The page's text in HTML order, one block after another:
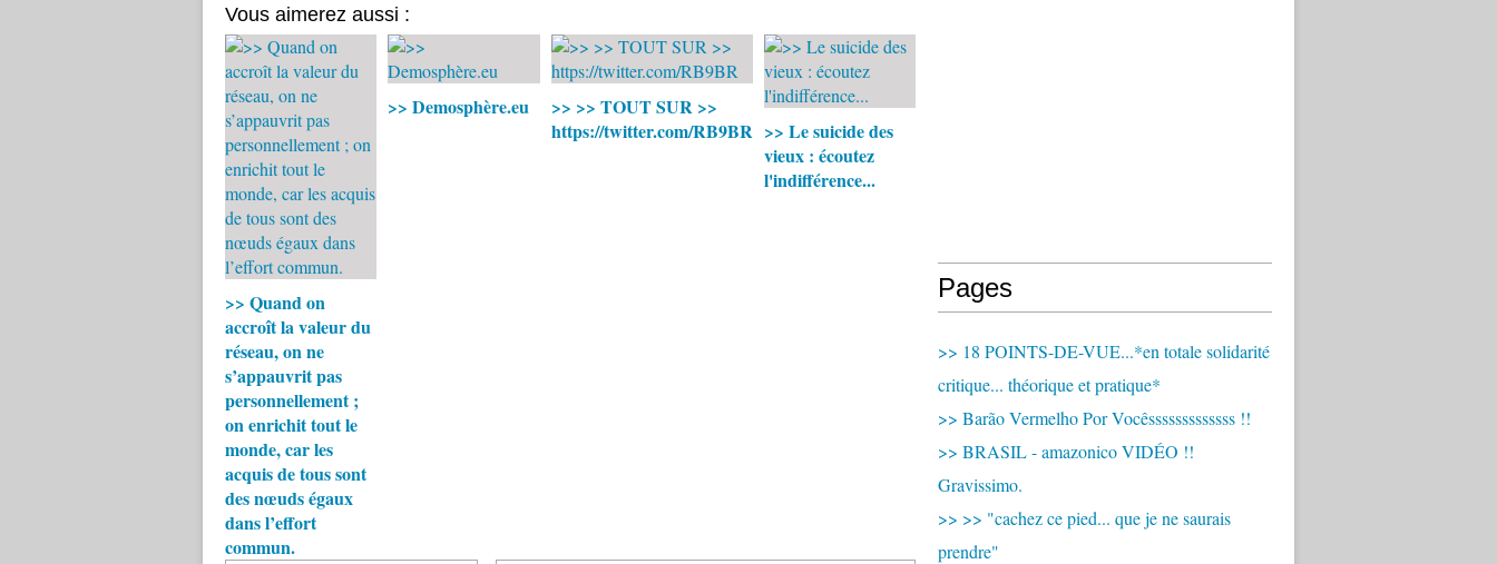
Vous aimerez aussi :
>> Quand on
accroît la valeur du
réseau, on ne
s’appauvrit pas
personnellement ;
on enrichit tout le
monde, car les
acquis de tous sont
des nœuds égaux
dans l’effort
commun.
>> Demosphère.eu
>> >> TOUT SUR >>
https://twitter.com/RB9BR >> Le suicide des
vieux : écoutez
l'indifférence...
Pages
>> 18 POINTS-DE-VUE...*en totale solidarité
critique... théorique et pratique*
>> Barão Vermelho Por Vocêsssssssssssss !!
>> BRASIL - amazonico VIDÉO !!
Gravissimo.
>> >> "cachez ce pied... que je ne saurais
prendre"